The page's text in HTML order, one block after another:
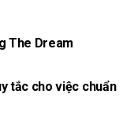
The Dream
tắc cho việc chuẩn